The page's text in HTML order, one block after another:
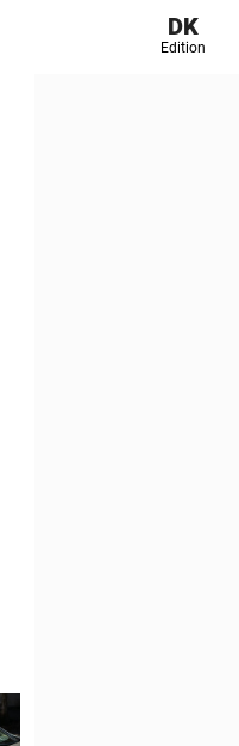
DK
Edition